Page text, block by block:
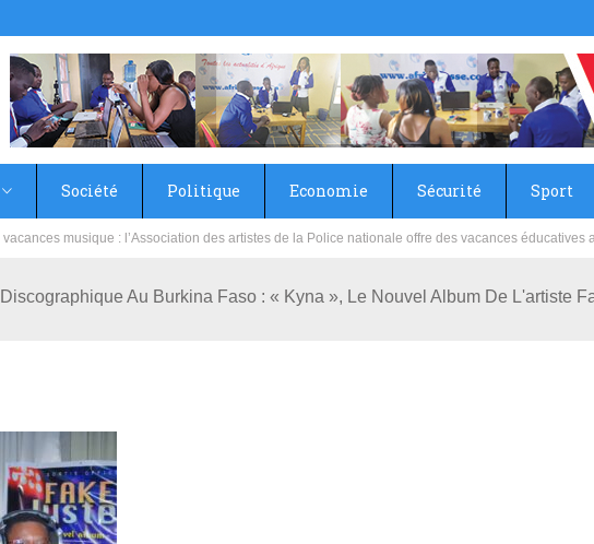
Société Politique Economie Sécurité Sport
de la Russie rénove les écoles primaire et collège du Camp Général Aboubacar Sangoulé
Au Burkina Faso : « Kyna », Le Nouvel Album De L'artiste